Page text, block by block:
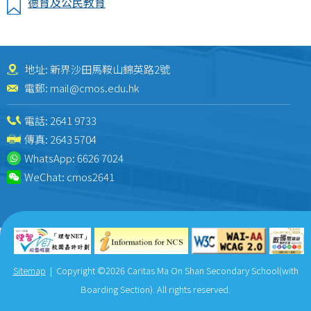
地址: 新界沙田馬鞍山錦英路2號
電郵: mail@cmos.edu.hk
電話: 2641 9733
傳真: 2643 5704
WhatsApp:6626 7024
WeChat: cmos2641
Sitemap | Copyright ©2026 Caritas Ma On Shan Secondary School(with
Boarding Section). All rights reserved.